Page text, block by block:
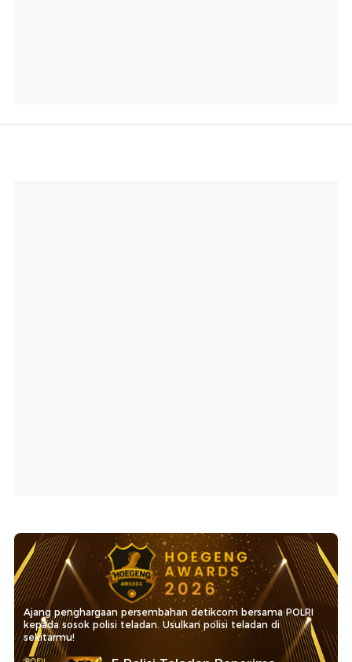
Ajang penghargaan persembahan detikcom bersama POLRI
kepada sosok polisi teladan. Usulkan polisi teladan di
sekitarmu!